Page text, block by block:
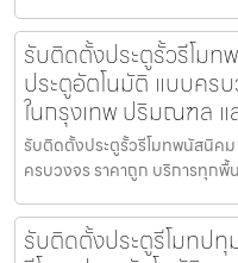
รับติดตั้งประตูรั้วรีโม
ประตูอัตโนมัติ แบบคร
ในกรุงเทพ ปริมณฑล แ
รับติดตั้งประตูรั้วรีโมทพนัสนิค
ครบวงจร ราคาถูก บริการทุก
รับติดตั้งประตูรีโมทป